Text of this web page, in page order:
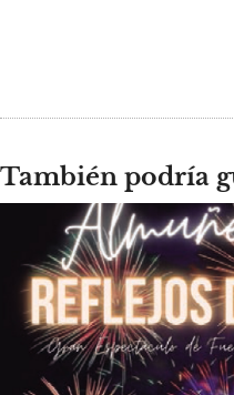
También podría